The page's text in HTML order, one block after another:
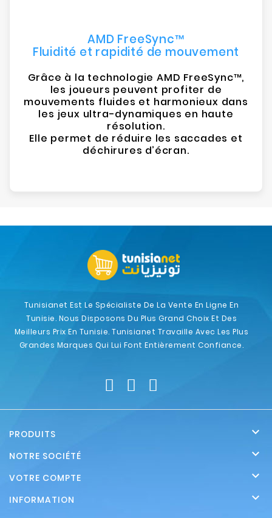
AMD FreeSync™
Fluidité et rapidité de mouvement
Grâce à la technologie AMD FreeSync™,
les joueurs peuvent profiter de
mouvements fluides et harmonieux dans
les jeux ultra-dynamiques en haute
résolution.
Elle permet de réduire les saccades et
déchirures d’écran.
Tunisianet Est Le Spécialiste De La Vente En Ligne En
Tunisie. Nous Disposons Du Plus Grand Choix Et Des
Meilleurs Prix En Tunisie. Tunisianet Travaille Avec Les Plus
Grandes Marques Qui Lui Font Entièrement Confiance.
PRODUITS 
NOTRE SOCIÉTÉ 
VOTRE COMPTE 
INFORMATION 